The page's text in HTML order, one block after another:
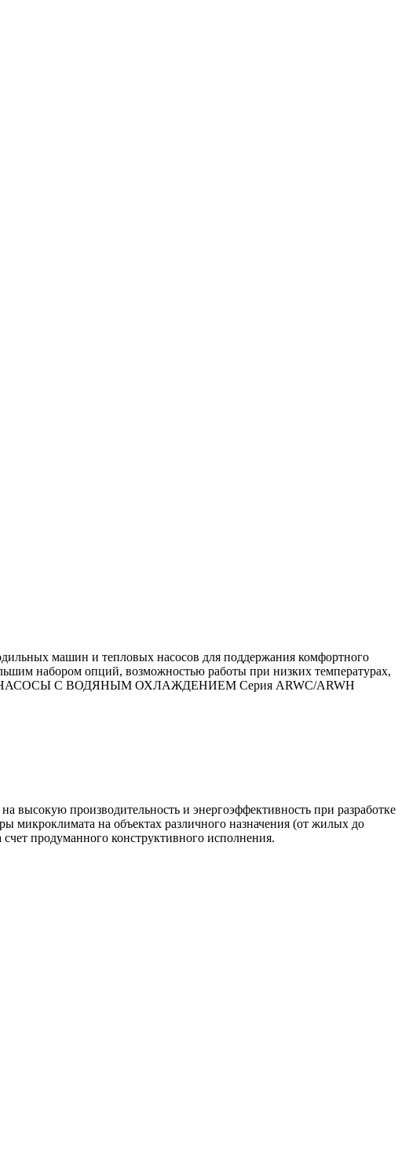
машин и тепловых насосов для поддержания комфортного
набором опций, возможностью работы при низких температурах,
НАСОСЫ С ВОДЯНЫМ ОХЛАЖДЕНИЕМ Серия ARWC/ARWH
высокую производительность и энергоэффективность при разработке
микроклимата на объектах различного назначения (от жилых до
продуманного конструктивного исполнения.